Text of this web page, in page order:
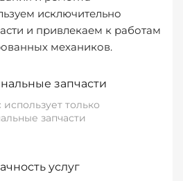
исключительно
и привлекаем к работам
механиков.
запчасти
только
запчасти
услуг